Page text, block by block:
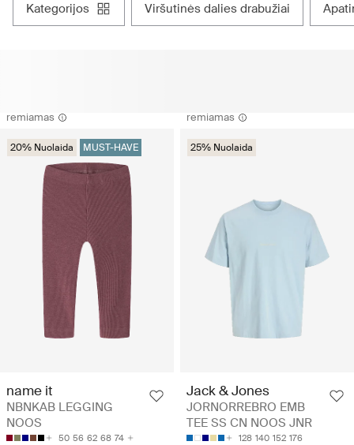
kategorijos viršutinės dalies drabužiai
remiamas
20% Nuolaida MUST-HAVE
name it
NBNKAB LEGGING
NOOS
50 56 62 68 74
remiamas
25% Nuolaida
Jack & Jones
JORNORREBRO EMB
TEE SS CN NOOS JNR
128 140 152 176